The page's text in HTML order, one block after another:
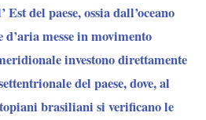
Est del paese, ossia dall’oceano
d’aria messe in movimento
investono direttamente
del paese, dove, al
brasiliani si verificano le